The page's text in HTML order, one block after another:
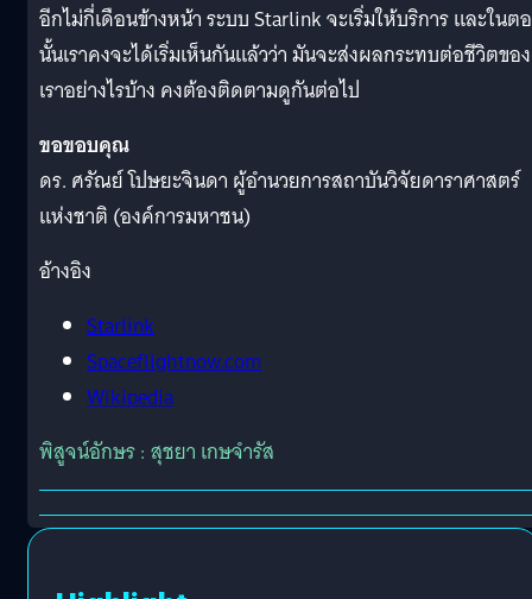
อีกไม่กี่เดือนข้างหน้า ระบบ Starlink จะเริ่มให้บริการ และในต
นั้นเราคงจะได้เริ่มเห็นกันแล้วว่า มันจะส่งผลกระทบต่อชีวิตของ
เราอย่างไรบ้าง คงต้องติดตามดูกันต่อไป
ขอขอบคุณ
ดร. ศรัณย์ โปษยะจินดา ผู้อำนวยการสถาบันวิจัยดาราศาสตร์
แห่งชาติ (องค์การมหาชน)
อ้างอิง
Starlink
Spaceflightnow.com
Wikipedia
พิสูจน์อักษร : สุชยา เกษจำรัส